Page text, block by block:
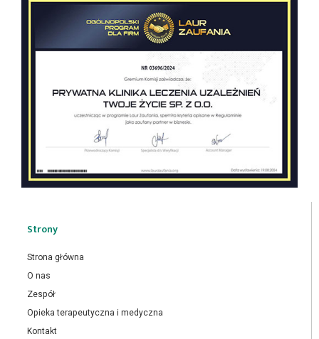
Strony
Strona główna
O nas
Zespół
Opieka terapeutyczna i medyczna
Kontakt